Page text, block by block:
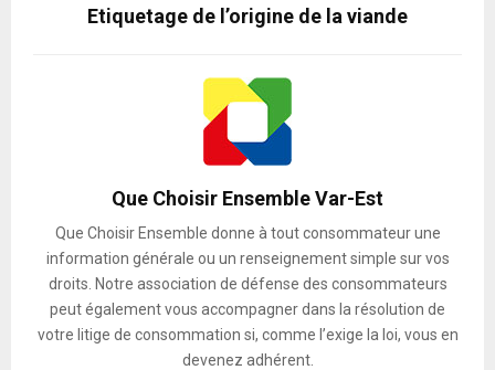
Etiquetage de l’origine de la viande
Que Choisir Ensemble Var-Est
Que Choisir Ensemble donne à tout consommateur une
information générale ou un renseignement simple sur vos
droits. Notre association de défense des consommateurs
peut également vous accompagner dans la résolution de
votre litige de consommation si, comme l’exige la loi, vous en
devenez adhérent.